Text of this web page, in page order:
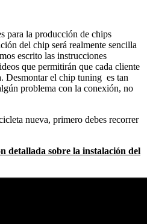
para la producción de chips
del chip será realmente sencilla
escrito las instrucciones
que permitirán que cada cliente
Desmontar el chip tuning es tan
problema con la conexión, no
nueva, primero debes recorrer
detallada sobre la instalación del